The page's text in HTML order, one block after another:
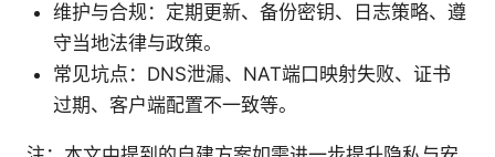
维护与合规：定期更新、备份密钥、日志策略、遵
守当地法律与政策。
常见坑点：DNS泄漏、NAT端口映射失败、证书
过期、客户端配置不一致等。